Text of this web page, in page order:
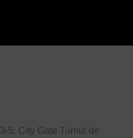
5, City Gate Turnul de